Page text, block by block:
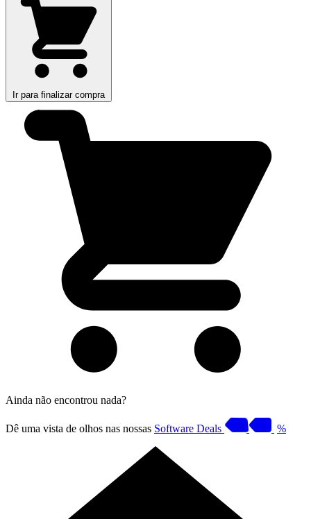
Ir para finalizar compra
Ainda não encontrou nada?
Dê uma vista de olhos nas nossas Software Deals %